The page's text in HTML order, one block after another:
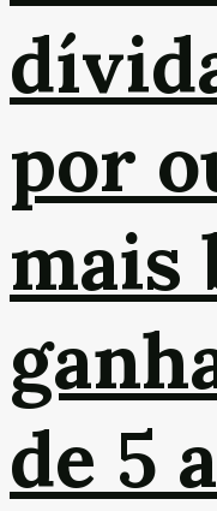
por
mais
de 5